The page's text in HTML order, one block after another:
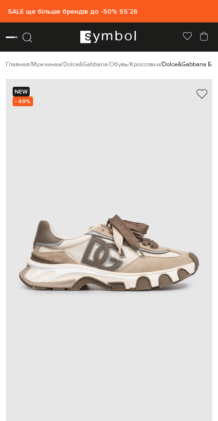
SALE ще більше брендів до -50% SS`26
Главная Мужчинам Dolce&Gabbana Обувь Кроссовки Dolce&Gabbana
NEW
- 49%